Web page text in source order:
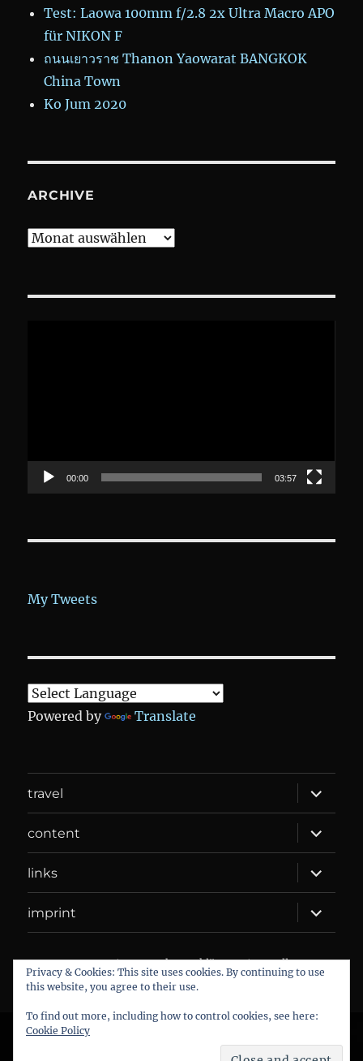
Test: Laowa 100mm f/2.8 2x Ultra Macro APO
für NIKON F
ถนนเยาวราช Thanon Yaowarat BANGKOK
China Town
Ko Jum 2020
ARCHIVE
Archive
00:00 03:57
My Tweets
Powered by Translate
travel
expand
child
menu
content
expand
child
menu
links
expand
child
menu
imprint
expand
child
menu
DANIEL WEBER Datenschutzerklärung
Proudly
powered by WordPress
Privacy & Cookies: This site uses cookies. By continuing to use
this website, you agree to their use.
To find out more, including how to control cookies, see here:
Cookie Policy